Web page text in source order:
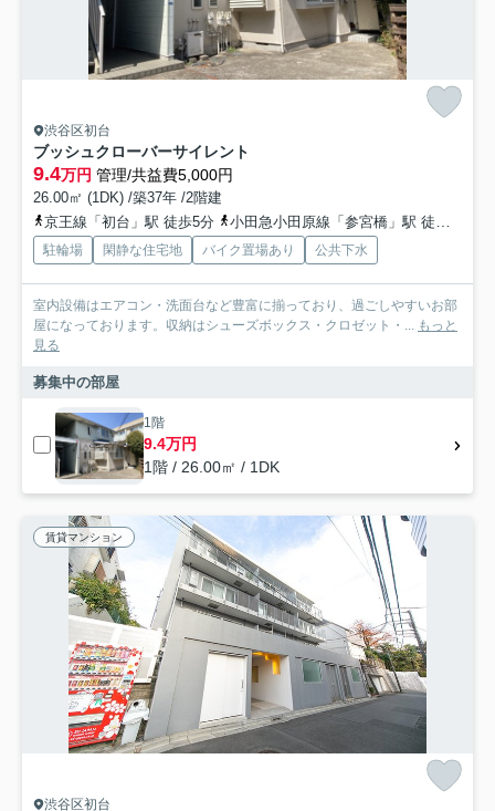
渋谷区初台
ブッシュクローバーサイレント
9.4万円 管理/共益費5,000円
26.00㎡ (1DK) /築37年 /2階建
京王線「初台」駅 徒歩5分
小田急小田原線「参宮橋」駅 徒歩11分
駐輪場 閑静な住宅地 バイク置場あり 公共下水
室内設備はエアコン・洗面台など豊富に揃っており、過ごしやすいお部
屋になっております。収納はシューズボックス・クロゼット・... もっと
見る
募集中の部屋
1階
9.4万円
1階 / 26.00㎡ / 1DK
賃貸マンション
渋谷区初台